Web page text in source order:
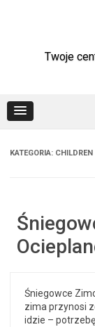
Twoje
KATEGORIA: CHILDREN
Śniegowce
zima przynosi
idzie –